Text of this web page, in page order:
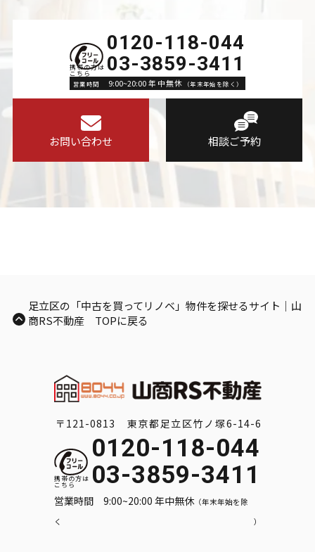
0120-118-044
03-3859-3411
営業時間 9:00~20:00 年中無休 （年末年始を除く）
お問い合わせ 相談ご予約
足立区の「中古を買ってリノベ」物件を探せるサイト｜山
商RS不動産 TOPに戻る
〒121-0813 東京都足立区竹ノ塚6-14-6
0120-118-044
03-3859-3411
営業時間 9:00~20:00 年中無休（年末年始を除
く）